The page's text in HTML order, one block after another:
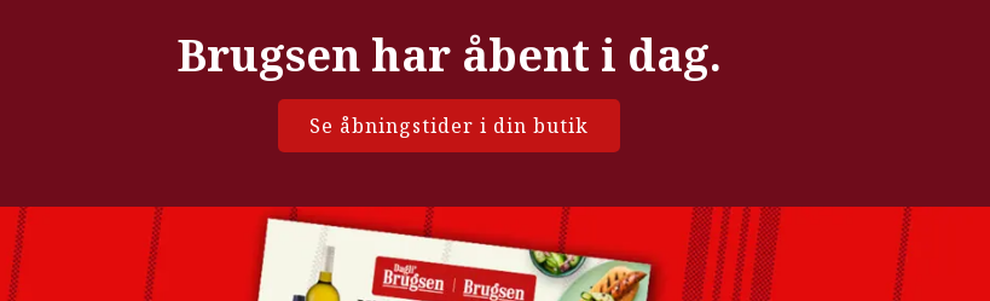
Brugsen har åbent i dag.
Se åbningstider i din butik